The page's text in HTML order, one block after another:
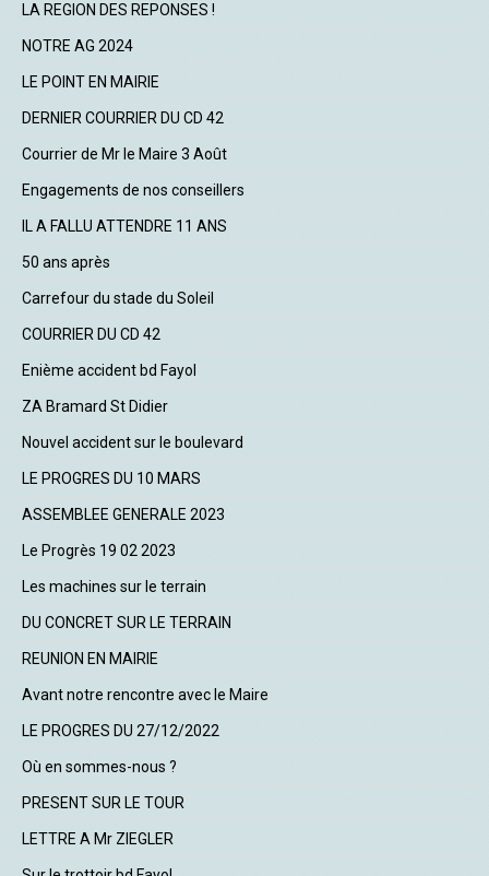
LA REGION DES REPONSES !
NOTRE AG 2024
LE POINT EN MAIRIE
DERNIER COURRIER DU CD 42
Courrier de Mr le Maire 3 Août
Engagements de nos conseillers
IL A FALLU ATTENDRE 11 ANS
50 ans après
Carrefour du stade du Soleil
COURRIER DU CD 42
Enième accident bd Fayol
ZA Bramard St Didier
Nouvel accident sur le boulevard
LE PROGRES DU 10 MARS
ASSEMBLEE GENERALE 2023
Le Progrès 19 02 2023
Les machines sur le terrain
DU CONCRET SUR LE TERRAIN
REUNION EN MAIRIE
Avant notre rencontre avec le Maire
LE PROGRES DU 27/12/2022
Où en sommes-nous ?
PRESENT SUR LE TOUR
LETTRE A Mr ZIEGLER